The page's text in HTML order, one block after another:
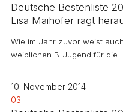
Deutsche Bestenliste
Lisa Maihöfer ragt
Wie im Jahr zuvor weist
weiblichen B-Jugend für die
10. November 2014
03